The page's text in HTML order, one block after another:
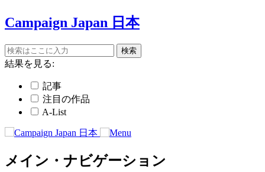
Campaign Japan 日本
結果を見る:
記事
注目の作品
A-List
メイン・ナビゲーション